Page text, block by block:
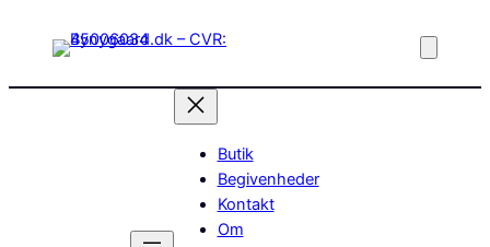
Butik
Begivenheder
Kontakt
Om